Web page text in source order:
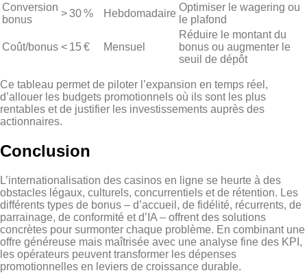
Conversion
bonus
> 30 % Hebdomadaire
Optimiser le wagering ou
le plafond
Coût/bonus < 15 € Mensuel
Réduire le montant du
bonus ou augmenter le
seuil de dépôt
Ce tableau permet de piloter l’expansion en temps réel,
d’allouer les budgets promotionnels où ils sont les plus
rentables et de justifier les investissements auprès des
actionnaires.
Conclusion
L’internationalisation des casinos en ligne se heurte à des
obstacles légaux, culturels, concurrentiels et de rétention. Les
différents types de bonus – d’accueil, de fidélité, récurrents, de
parrainage, de conformité et d’IA – offrent des solutions
concrètes pour surmonter chaque problème. En combinant une
offre généreuse mais maîtrisée avec une analyse fine des KPI,
les opérateurs peuvent transformer les dépenses
promotionnelles en leviers de croissance durable.